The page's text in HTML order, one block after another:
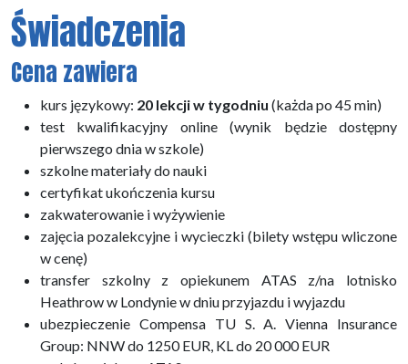
Świadczenia
Cena zawiera
kurs językowy: 20 lekcji w tygodniu (każda po 45 min)
test kwalifikacyjny online (wynik będzie dostępny
pierwszego dnia w szkole)
szkolne materiały do nauki
certyfikat ukończenia kursu
zakwaterowanie i wyżywienie
zajęcia pozalekcyjne i wycieczki (bilety wstępu wliczone
w cenę)
transfer szkolny z opiekunem ATAS z/na lotnisko
Heathrow w Londynie w dniu przyjazdu i wyjazdu
ubezpieczenie Compensa TU S. A. Vienna Insurance
Group: NNW do 1250 EUR, KL do 20 000 EUR